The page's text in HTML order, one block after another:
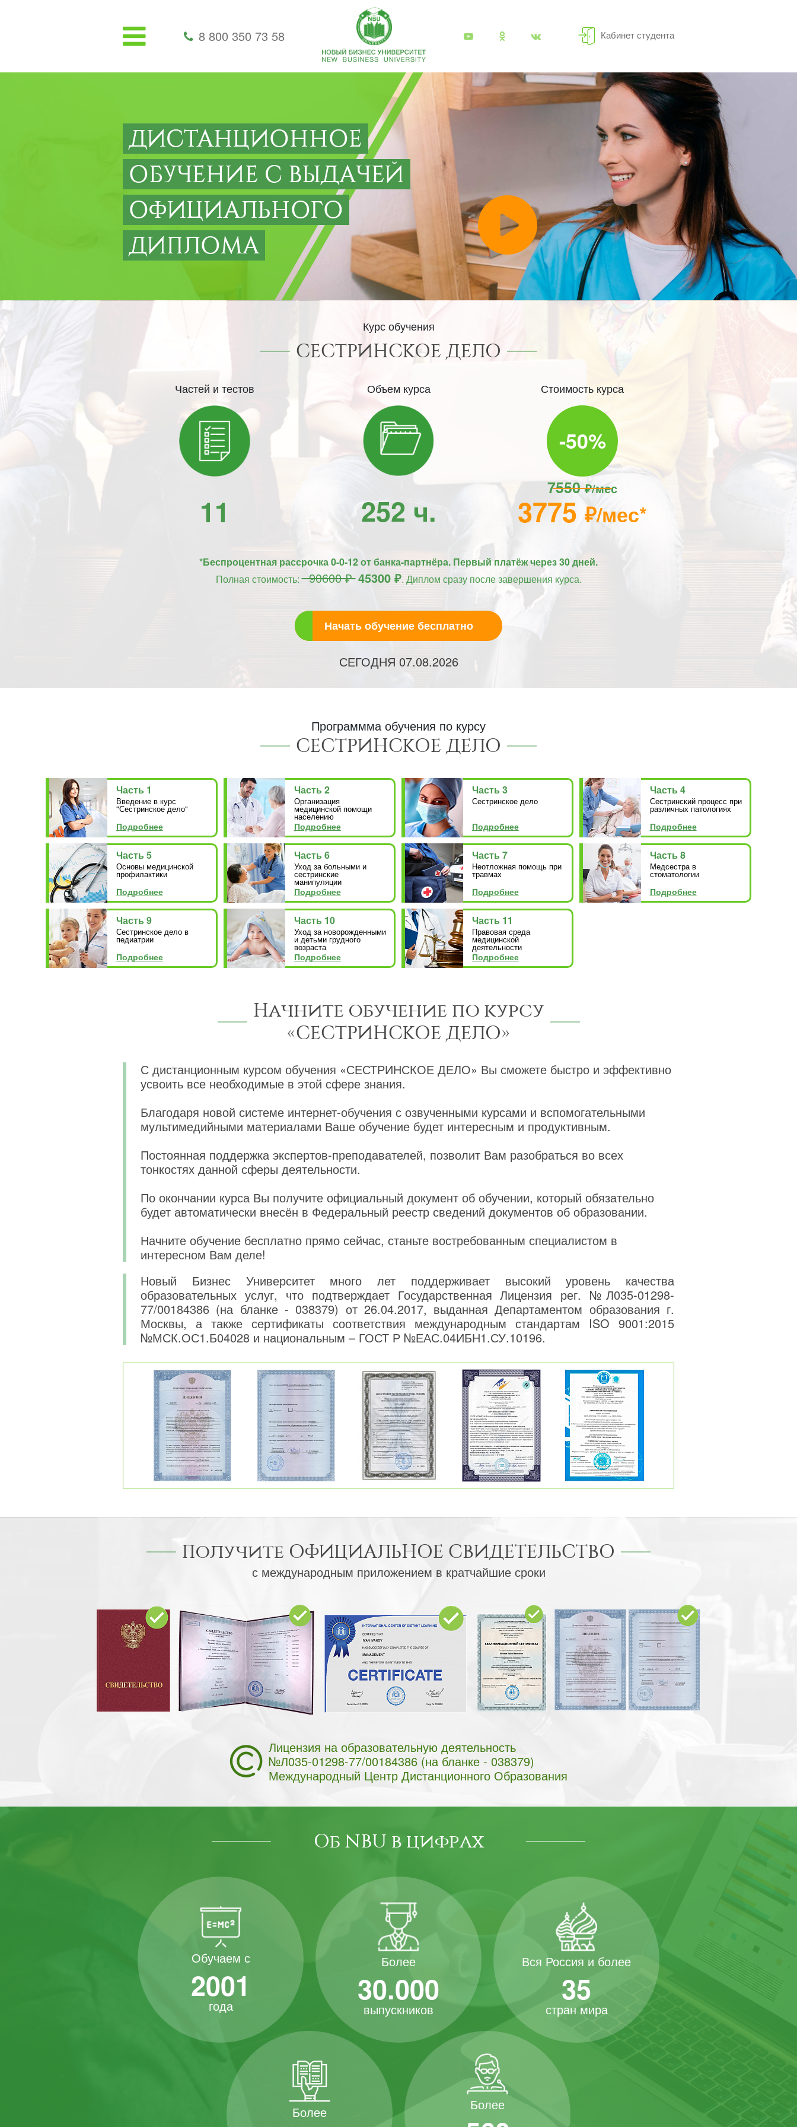
8 800 350 73 58 Кабинет студента
ДИСТАНЦИОННОЕ
ОБУЧЕНИЕ С ВЫДАЧЕЙ
ОФИЦИАЛЬНОГО
ДИПЛОМА
Курс обучения
СЕСТРИНСКОЕ ДЕЛО
Частей и тестов
11
Объем курса
252 ч.
Стоимость курса
-50%
7550₽/мес
3775₽/мес*
*Беспроцентная рассрочка 0-0-12 от банка-партнёра. Первый платёж через 30 дней.
Полная стоимость:90600 ₽45300 ₽. Диплом сразу после завершения курса.
Начать обучение бесплатно
СЕГОДНЯ 07.08.2026
Программма обучения по курсу
СЕСТРИНСКОЕ ДЕЛО
Часть 1
Введение в курс
"Сестринское дело"
Подробнее
Часть 2
Организация
медицинской помощи
населению
Подробнее
Часть 3
Сестринское дело
Подробнее
Часть 4
Сестринский процесс при
различных патологиях
Подробнее
Часть 5
Основы медицинской
профилактики
Подробнее
Часть 6
Уход за больными и
сестринские
манипуляции
Подробнее
Часть 7
Неотложная помощь при
травмах
Подробнее
Часть 8
Медсестра в
стоматологии
Подробнее
Часть 9
Сестринское дело в
педиатрии
Подробнее
Часть 10
Уход за новорожденными
и детьми грудного
возраста
Подробнее
Часть 11
Правовая среда
медицинской
деятельности
Подробнее
Начните обучение по курсу
«СЕСТРИНСКОЕ ДЕЛО»
С дистанционным курсом обучения «СЕСТРИНСКОЕ ДЕЛО» Вы сможете быстро и эффективно
усвоить все необходимые в этой сфере знания.
Благодаря новой системе интернет-обучения с озвученными курсами и вспомогательными
мультимедийными материалами Ваше обучение будет интересным и продуктивным.
Постоянная поддержка экспертов-преподавателей, позволит Вам разобраться во всех
тонкостях данной сферы деятельности.
По окончании курса Вы получите официальный документ об обучении, который обязательно
будет автоматически внесён в Федеральный реестр сведений документов об образовании.
Начните обучение бесплатно прямо сейчас, станьте востребованным специалистом в
интересном Вам деле!
Новый Бизнес Университет много лет поддерживает высокий уровень качества
образовательных услуг, что подтверждает Государственная Лицензия рег. №Л035-01298-
77/00184386 (на бланке - 038379) от 26.04.2017, выданная Департаментом образования г.
Москвы, а также сертификаты соответствия международным стандартам ISO 9001:2015
№МСК.ОС1.Б04028 и национальным – ГОСТ Р №ЕАС.04ИБН1.СУ.10196.
Получите ОФИЦИАЛЬНОЕ СВИДЕТЕЛЬСТВО
с международным приложением в кратчайшие сроки
Лицензия на образовательную деятельность
№Л035-01298-77/00184386 (на бланке - 038379)
Международный Центр Дистанционного Образования
Об NBU в цифрах
Обучаем с
2001
года
Более
30.000
выпускников
Вся Россия и более
35
стран мира
Более Более